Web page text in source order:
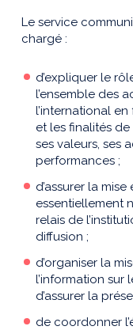
Le service
chargé :
d’expliquer le
l’ensemble des
l’international
et les finalités de
ses valeurs, ses
performances ;
d’assurer la
essentiellement
relais de
diffusion ;
d’organiser la
l’information sur
d’assurer la
de coordonner